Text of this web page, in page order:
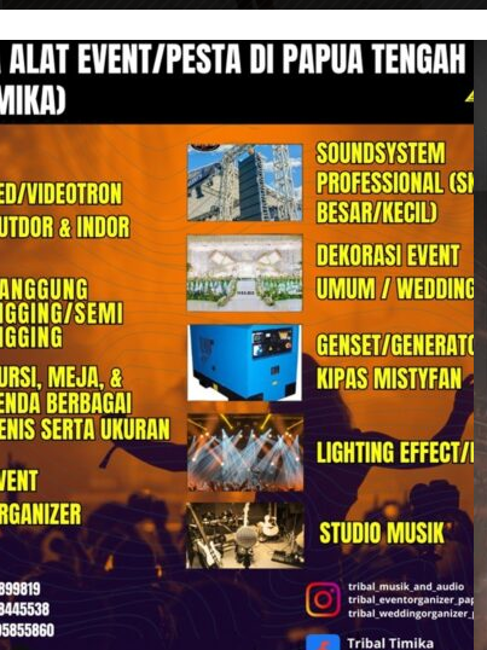
Bupati Deiyai Pastikan Honor
Nakes Dibayar, RSUD Tak Boleh…
4 Agustus, 2026 17:26 NABIRENET
Deiyai, Bupati Deiyai, Melkianus Mote, menegaskan
bahwa tidak boleh lagi terjadi aksi palang-memalang
di lingkungan...